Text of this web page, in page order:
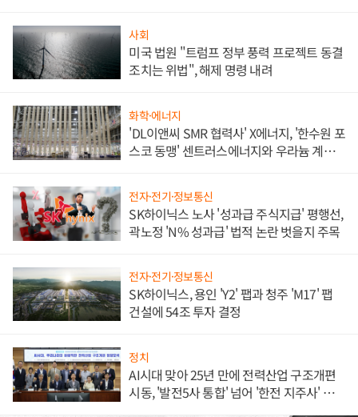
사회
미국 법원 "트럼프 정부 풍력 프로젝트 동결
조치는 위법", 해제 명령 내려
화학·에너지
'DL이앤씨 SMR 협력사' X에너지, '한수원 포
스코 동맹' 센트러스에너지와 우라늄 계약
전자·전기·정보통신
SK하이닉스 노사 '성과급 주식지급' 평행선,
곽노정 'N% 성과급' 법적 논란 벗을지 주목
전자·전기·정보통신
SK하이닉스, 용인 'Y2' 팹과 청주 'M17' 팹
건설에 54조 투자 결정
정치
AI시대 맞아 25년 만에 전력산업 구조개편
시동, '발전5사 통합' 넘어 '한전 지주사' 재편